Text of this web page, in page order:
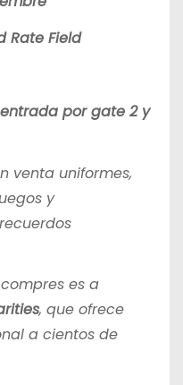
Rate Field
por gate 2 y
venta uniformes,
y
es a
, que ofrece
a cientos de